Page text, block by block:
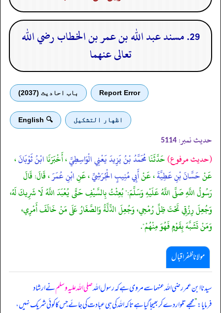
29. مسند عبد الله بن عمر بن الخطاب رضي الله
تعالى عنهما
Report Error باب احادیث (2037)
اظهار التشكيل 🔍 English
حدیث نمبر: 5114
(حديث مرفوع)حَدَّثَنَامُحَمَّدُ بْنُ يَزِيدَ يَعْنِي الْوَاسِطِيَّ، أَخْبَرَنَاابْنُ ثَوْبَانَ،
عَنْحَسَّانَ بْنِ عَطِيَّةَ، عَنْأَبِي مُنِيبٍ الْجُرَشِيِّ، عَنِابْنِ عُمَرَ، قَالَ: قَالَ
رَسُولُ اللَّهِ صَلَّى اللَّهُ عَلَيْهِ وَسَلَّمَ:" بُعِثْتُ بِالسَّيْفِ حَتَّى يُعْبَدَ اللَّهُ لَا شَرِيكَ لَهُ،
وَجُعِلَ رِزْقِي تَحْتَ ظِلِّ رُمْحِي، وَجُعِلَ الذِّلَّةُ وَالصَّغَارُ عَلَى مَنْ خَالَفَ أَمْرِي،
وَمَنْ تَشَبَّهَ بِقَوْمٍ فَهُوَ مِنْهُمْ".
مولانا ظفر اقبال
سیدنا ابن عمر رضی اللہ عنہما سے مروی ہے کہ رسول اللہصلی اللہ علیہ وسلمنے ارشاد
فرمایا:”مجھے تلوار دے کر بھیجا گیا ہے تاکہ اللہ کی ہی عبادت کی جائے جس کا کوئی شریک نہیں،